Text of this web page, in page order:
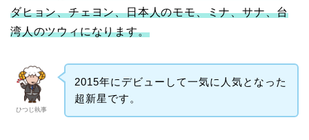
ダヒョン、チェヨン、日本人のモモ、ミナ、サナ、台
湾人のツウィになります。
ひつじ執事
2015年にデビューして一気に人気となった
超新星です。